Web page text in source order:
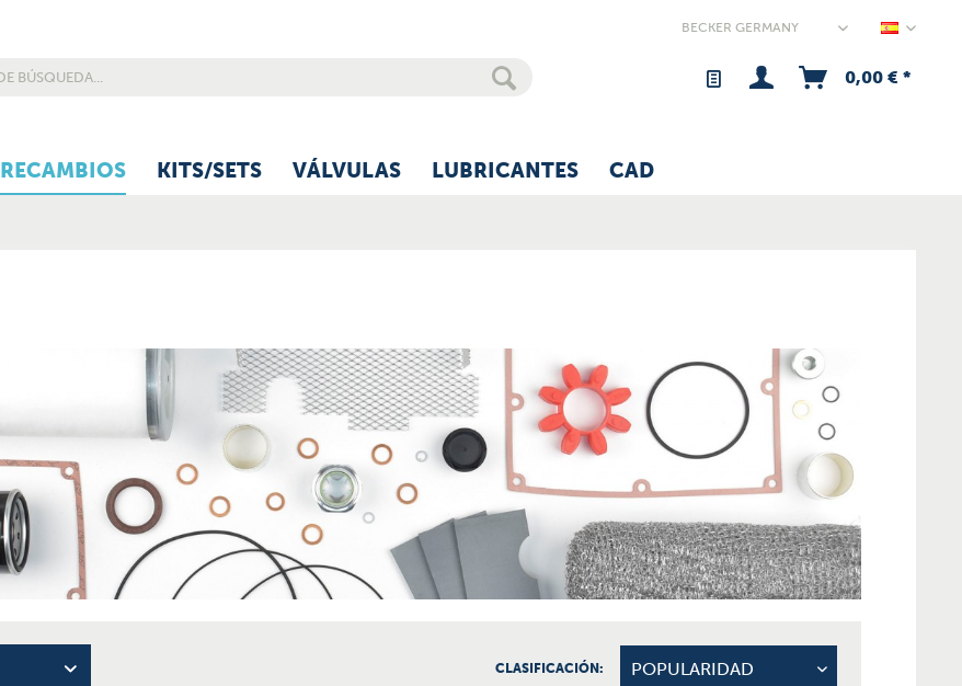
0,00 € *
RECAMBIOS KITS/SETS VÁLVULAS LUBRICANTES CAD
CLASIFICACIÓN: